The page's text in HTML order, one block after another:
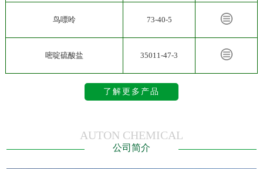
鸟嘌呤 73-40-5
嘧啶硫酸盐 35011-47-3
了解更多产品
AUTON CHEMICAL
公司简介